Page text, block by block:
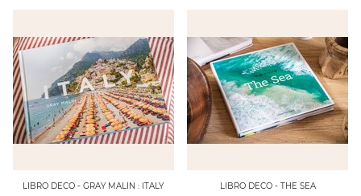
LIBRO DECO - GRAY MALIN : ITALY
LIBRO DECO - THE SEA